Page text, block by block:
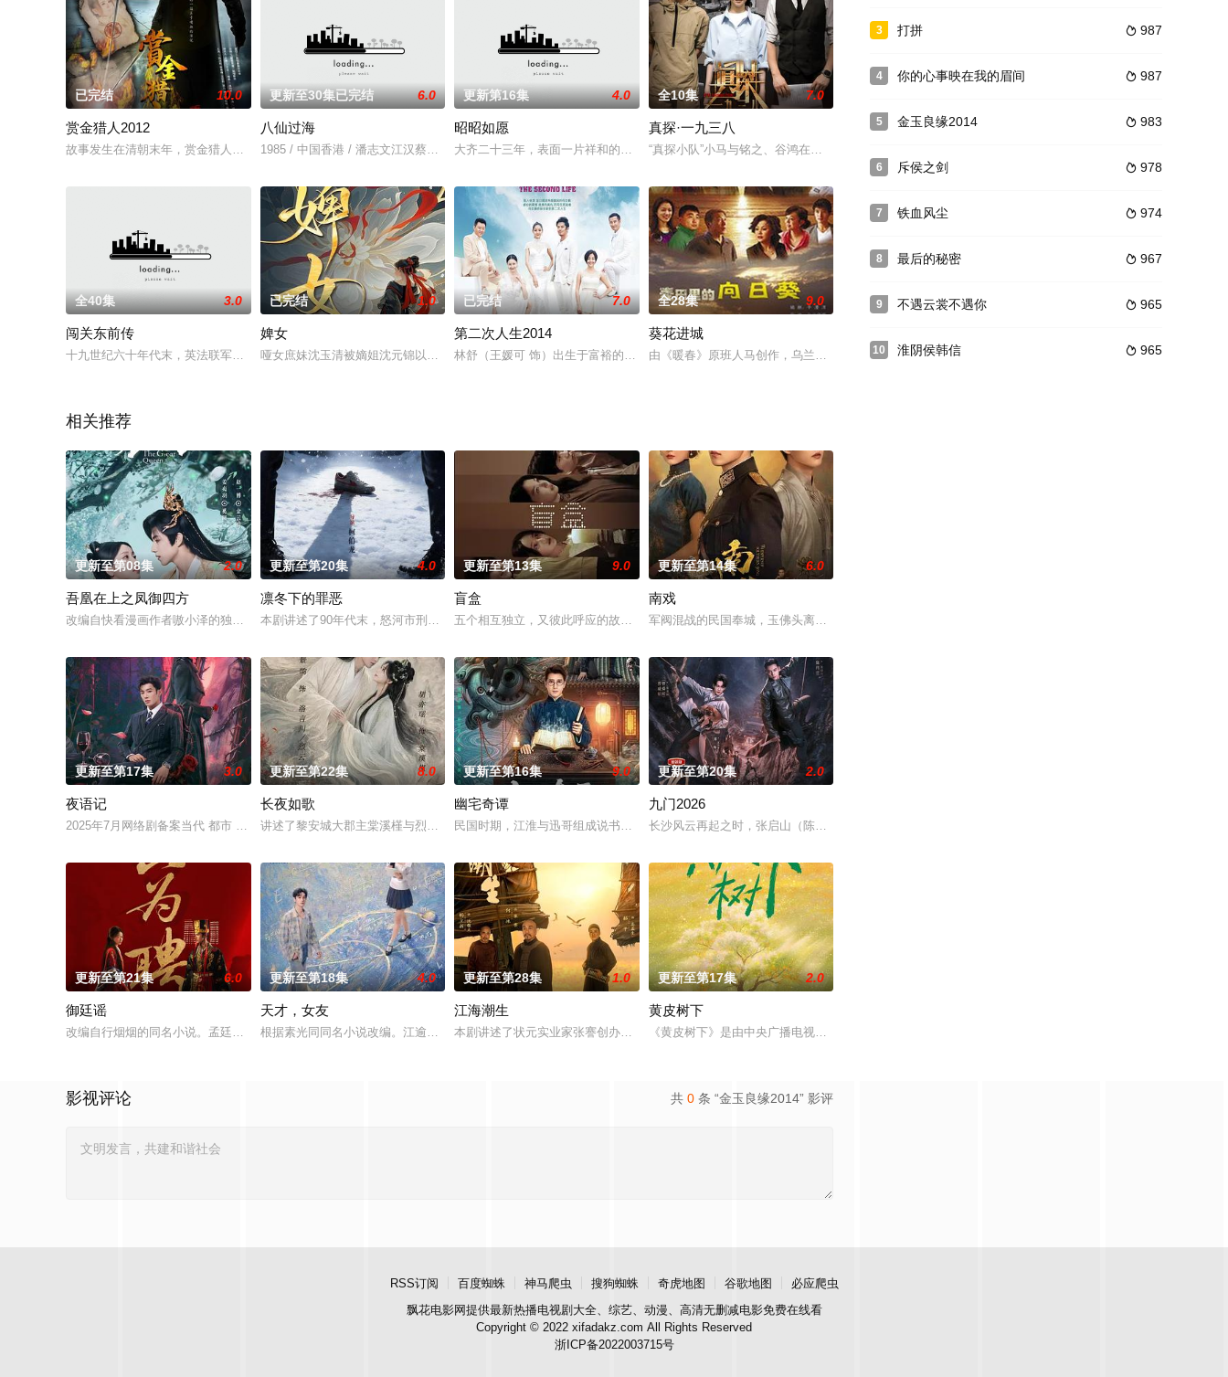
已完结 10.0
赏金猎人2012
故事发生在清朝末年，赏金猎人聘远（钱泳辰 饰）奉命调查白家老爷被害之案，随着时间的推移，种种线索纷纷浮出水面，聘远惊讶的发现，白老
更新至30集已完结 6.0
八仙过海
1985 / 中国香港 / 潘志文江汉蔡国庆阮佩珍
更新第16集 4.0
昭昭如愿
大齐二十三年，表面一片祥和的齐国国都，实则暗潮涌动。庶民出身极具厨艺天赋的厨娘苏小仙在一次采集食材途中误入皇家猎场，误打误撞成了三
全10集 7.0
真探·一九三八
“真探小队”小马与铭之、谷鸿在武汉发现一本1938年的神秘日记，开启对武汉保卫战的历史探寻。通过日记线
全40集 3.0
闯关东前传
十九世纪六十年代末，英法联军侵占胶东，乡勇管大田率众反抗遭镇压。多年后，儿子管粮（于小伟 饰）管水（赵毅 饰）长大成人，替父报仇不
已完结 1.0
婢女
哑女庶妹沈玉清被嫡姐沈元锦以疯娘性命为要挟，被迫替婚前失贞的嫡姐与摄政王姐夫洞房，但天意弄人，沈玉清怀上姐夫的孩子，使得她与疯娘处
已完结 7.0
第二次人生2014
林舒（王媛可 饰）出生于富裕的家庭，从小就过着衣食无忧的幸福生活，然而，长大后，养尊处优的千金小姐却偏偏爱上了家境平凡的张扬（奇道
全28集 9.0
葵花进城
由《暖春》原班人马创作，乌兰塔娜执导的温情励志大戏《葵花进城》，讲述一个朴实善良的农村女孩“葵花”
相关推荐
更新至第08集 2.0
吾凰在上之凤御四方
改编自快看漫画作者嗷小泽的独家连载漫画《吾凰在上》。现代少女奚圆（姜贞羽 饰）因意外踏入玄机界，继而卷入虎云国内乱的漩涡，身陷重重
更新至第20集 4.0
凛冬下的罪恶
本剧讲述了90年代末，怒河市刑侦支队在无普及监控、无DNA鉴定技术的支持下，通过摸排、勘查等传统刑侦手段，接连破获数起重案要案的艰
更新至第13集 9.0
盲盒
五个相互独立，又彼此呼应的故事——用一场精心策划的“夏令营”完成复仇的受害者；临终前与遗憾和解的“无用之人”；共享同一具躯体的人格
更新至第14集 6.0
南戏
军阀混战的民国奉城，玉佛头离奇失窃，戏班主横尸戏台，将冷血少帅许又安与昆曲名伶荣筱楠推向不死不休
更新至第17集 3.0
夜语记
2025年7月网络剧备案当代 都市 海南越酷文化传媒有限公司
更新至第22集 8.0
长夜如歌
讲述了黎安城大郡主棠溪槿与烈云峥之间曲折动人的情感，以及他们在复杂局势中坚守初心、勇敢面对困难的爱情故事。通过剧中主人公在成长的道
更新至第16集 9.0
幽宅奇谭
民国时期，江淮与迅哥组成说书班子，偶遇“白天人住屋，晚上鬼占房”的阴阳宅，江淮被掳走配“阴婚”。他与女探长穆英搭档，侦破阎王娶亲、
更新至第20集 2.0
九门2026
长沙风云再起之时，张启山（陈伟霆 饰）与吴老狗（曾舜晞 饰）强强联手，携手霍仙姑（陈瑶 饰）与九门诸
更新至第21集 6.0
御廷谣
改编自行烟烟的同名小说。孟廷辉，大平王朝有史以来个以女子进士科三元及第入翰林院的奇女子。十年前的她被他从死人堆里救出来，蓬头垢面口
更新至第18集 4.0
天才，女友
根据素光同同名小说改编。江逾白长大以后，林知夏忽然对他说：“江逾白，我喜欢你，哲学和生物学意义上的喜欢。”那个夜晚，他脸颊微热，还
更新至第28集 1.0
江海潮生
本剧讲述了状元实业家张謇创办大生企业，实业报国的故事。甲午战争后，国家蒙羞，张謇虽高中状元，却渴望寻求强国之路。他毅然弃政从商，殚
更新至第17集 2.0
黄皮树下
《黄皮树下》是由中央广播电视总台农业农村节目中心联合中共郁南县委、郁南县人民政府共同拍摄的20集乡
共 0 条 “金玉良缘2014” 影评
影视评论
3  987
打拼
4  987
你的心事映在我的眉间
5  983
金玉良缘2014
6  978
斥侯之剑
7  974
铁血风尘
8  967
最后的秘密
9  965
不遇云裳不遇你
10  965
淮阴侯韩信
RSS订阅 百度蜘蛛 神马爬虫 搜狗蜘蛛 奇虎地图 谷歌地图
必应爬虫
飘花电影网提供最新热播电视剧大全、综艺、动漫、高清无删减电影免费在线看
Copyright © 2022 xifadakz.com All Rights Reserved
浙ICP备2022003715号